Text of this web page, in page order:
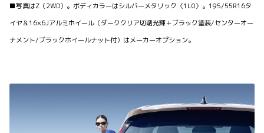
■写真はZ（2WD）。ボディカラーはシルバーメタリック〈1L0〉。195/55R16タ
イヤ＆16×6Jアルミホイール（ダーククリア切削光輝＋ブラック塗装/センターオー
ナメント/ブラックホイールナット付）はメーカーオプション。